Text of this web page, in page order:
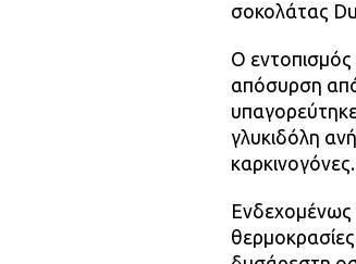
σοκολάτας
Ο εντοπισμός
απόσυρση
γλυκιδόλη
καρκινογόνες.
Ενδεχομένως